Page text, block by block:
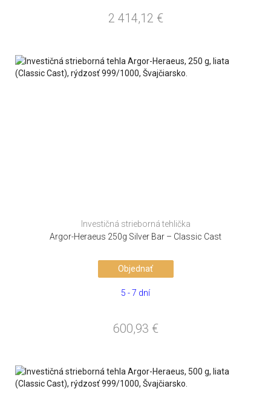
2 414,12 €
Investičná strieborná tehlička
Argor-Heraeus 250g Silver Bar – Classic Cast
Objednať
5 - 7 dní
600,93 €